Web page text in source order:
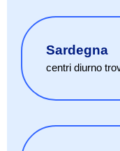
Sardegna
centri diurno